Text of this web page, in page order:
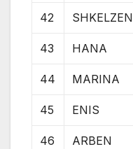
42 SHKELZEN
43 HANA
44 MARINA
45 ENIS
46 ARBEN